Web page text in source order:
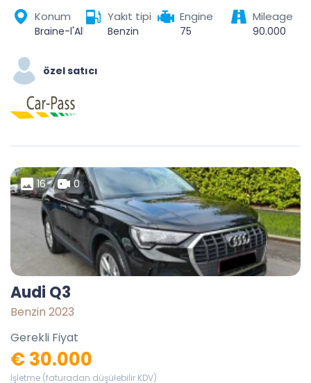
Konum Yakıt tipi
Benzin
Engine
75
Mileage
90.000
özel satıcı
16 0
Audi Q3
Benzin 2023
Gerekli Fiyat
€ 30.000
İşletme (faturadan düşülebilir KDV)